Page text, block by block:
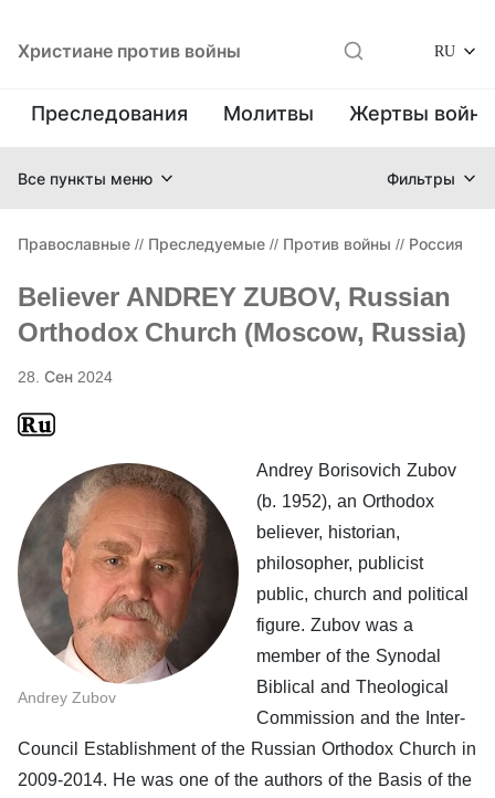
Христиане против войны RU
Преследования Молитвы Жертвы
Все пункты меню Фильтры
Православные // Преследуемые // Против войны // Россия
Believer ANDREY ZUBOV, Russian
Orthodox Church (Moscow, Russia)
28. Сен 2024
Andrey Zubov
Andrey Borisovich Zubov
(b. 1952), an Orthodox
believer, historian,
philosopher, publicist
public, church and political
figure. Zubov was a
member of the Synodal
Biblical and Theological
Commission and the Inter-
Council Establishment of the Russian Orthodox Church in
2009-2014. He was one of the authors of the Basis of the